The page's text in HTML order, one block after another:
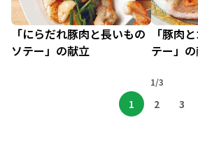
「にらだれ豚肉と長いもの
ソテー」の献立
「豚肉
テー」
1/3
1 2 3